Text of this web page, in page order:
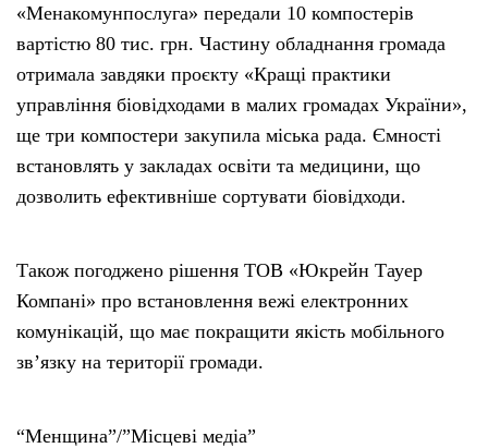
«Менакомунпослуга» передали 10 компостерів
вартістю 80 тис. грн. Частину обладнання громада
отримала завдяки проєкту «Кращі практики
управління біовідходами в малих громадах України»,
ще три компостери закупила міська рада. Ємності
встановлять у закладах освіти та медицини, що
дозволить ефективніше сортувати біовідходи.
Також погоджено рішення ТОВ «Юкрейн Тауер
Компані» про встановлення вежі електронних
комунікацій, що має покращити якість мобільного
зв’язку на території громади.
“Менщина”/”Місцеві медіа”